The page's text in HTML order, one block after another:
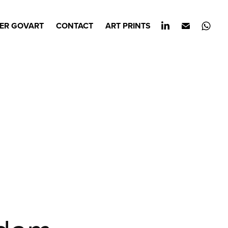
GOVART CONTACT ART PRINTS